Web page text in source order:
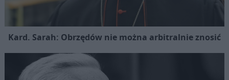
Kard. Sarah: Obrzędów nie można arbitralnie znosić